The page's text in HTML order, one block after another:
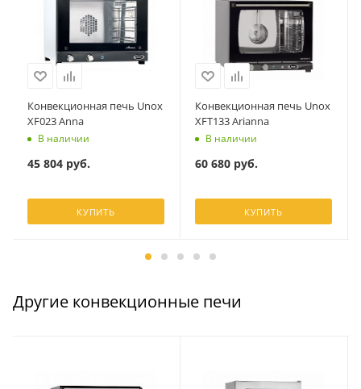
Конвекционная печь Unox
XF023 Anna
В наличии
45 804руб.
КУПИТЬ
Конвекционная печь Unox
XFT133 Arianna
В наличии
60 680руб.
КУПИТЬ
Другие конвекционные печи